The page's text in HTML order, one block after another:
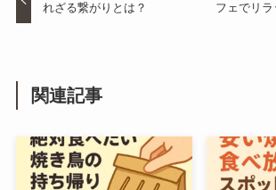
れざる繋がりとは？
フェでリラ
関連記事